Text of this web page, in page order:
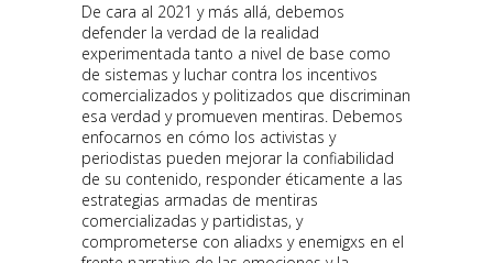
De cara al 2021 y más allá, debemos
defender la verdad de la realidad
experimentada tanto a nivel de base como
de sistemas y luchar contra los incentivos
comercializados y politizados que discriminan
esa verdad y promueven mentiras. Debemos
enfocarnos en cómo los activistas y
periodistas pueden mejorar la confiabilidad
de su contenido, responder éticamente a las
estrategias armadas de mentiras
comercializadas y partidistas, y
comprometerse con aliadxs y enemigxs en el